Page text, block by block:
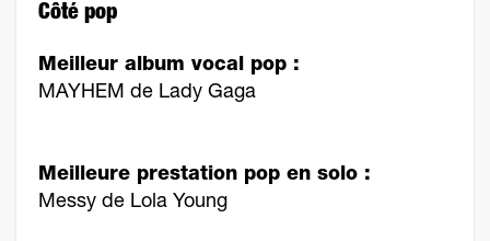
Côté pop
Meilleur album vocal pop :
MAYHEM de Lady Gaga
Meilleure prestation pop en solo :
Messy de Lola Young